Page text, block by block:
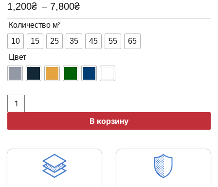
1,200₴ – 7,800₴
Количество м²
10
15 25 35 45 55
65
Цвет
Количество
Лак
В корзину